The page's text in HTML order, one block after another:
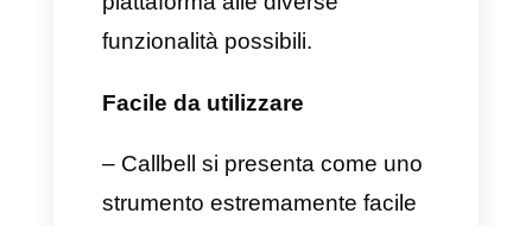
Chatbot avanzato:
meraviglioso e potente
strumento per la creazione di
Chatbot per automatizzare